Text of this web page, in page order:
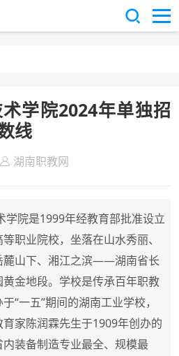
学院2024年单独招
线
湖南职教网
学院是1999年经教育部批准设立
职业院校，坐落在山水秀丽、
麓山下、湘江之滨——湖南省长
金地段。学校是传承百年职教
“一五”期间的湖南工业学校，
家陈润霖先生于1909年创办的
装备制造专业最全、规模最